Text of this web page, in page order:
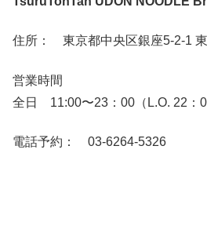
住所： 東京都中央区銀座5-2-1
営業時間
全日 11:00〜23：00（L.O. 22：
電話予約： 03-6264-5326